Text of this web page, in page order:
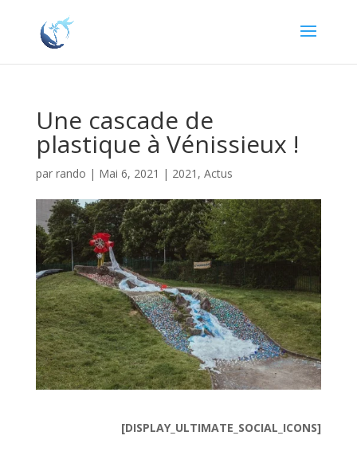
Une cascade de
plastique à Vénissieux !
par rando | Mai 6, 2021 | 2021 , Actus
[DISPLAY_ULTIMATE_SOCIAL_ICONS]